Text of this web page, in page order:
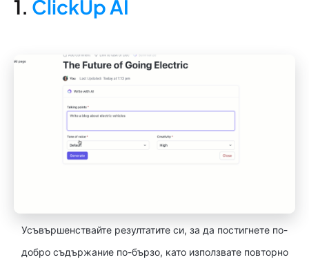
1. ClickUp AI
Усъвършенствайте резултатите си, за да постигнете по-
добро съдържание по-бързо, като използвате повторно